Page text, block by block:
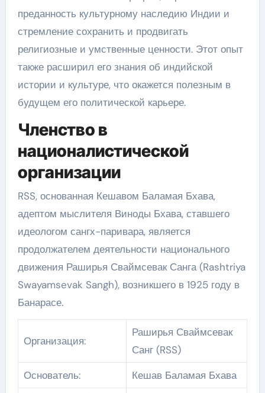
преданность культурному наследию Индии и
стремление сохранить и продвигать
религиозные и умственные ценности. Этот опыт
также расширил его знания об индийской
истории и культуре, что окажется полезным в
будущем его политической карьере.
Членство в
националистической
организации
RSS, основанная Кешавом Баламая Бхава,
адептом мыслителя Виноды Бхава, ставшего
идеологом сангх-паривара, является
продолжателем деятельности национального
движения Раширья Сваймсевак Санга (Rashtriya
Swayamsevak Sangh), возникшего в 1925 году в
Банарасе.
Организация:
Раширья Сваймсевак
Санг (RSS)
Основатель:
Кешав Баламая Бхава